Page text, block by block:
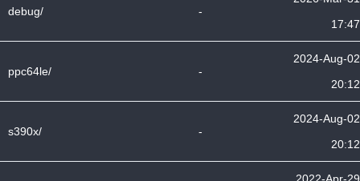
debug/ -
17:47
ppc64le/ -
2024-Aug-02
20:12
s390x/ -
2024-Aug-02
20:12